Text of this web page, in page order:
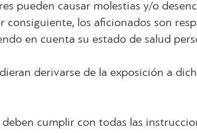
pueden causar molestias y/o
los aficionados son
en cuenta su estado de salud
derivarse de la exposición a
cumplir con todas las